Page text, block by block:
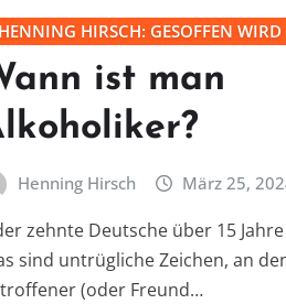
HENNING HIRSCH: GESOFFEN
ist man
Henning Hirsch März 25,
zehnte Deutsche über 15
sind untrügliche Zeichen, an
(oder Freund…